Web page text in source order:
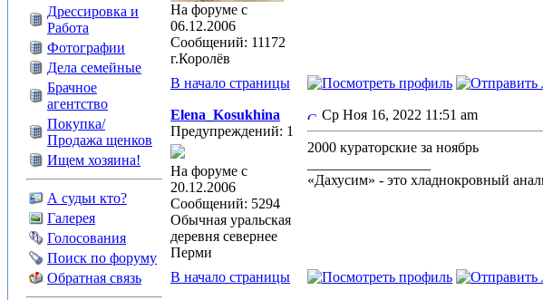
Дрессировка и
Работа
Фотографии
Дела семейные
Брачное
агентство
Покупка/
Продажа щенков
Ищем хозяина!
А судьи кто?
Галерея
Голосования
Поиск по форуму
Обратная связь
На форуме с
06.12.2006
Сообщений: 11172
г.Королёв
В начало страницы
Elena_Kosukhina
Предупреждений: 1
На форуме с
20.12.2006
Сообщений: 5294
Обычная уральская
деревня севернее
Перми
Ср Ноя 16, 2022 11:51 am
2000 кураторские за ноябрь
«Дахусим» - это хладнокровный
В начало страницы